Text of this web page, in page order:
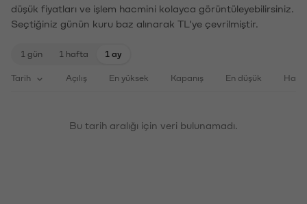
düşük fiyatları ve işlem hacmini kolayca görüntüleyebilirsiniz.
Seçtiğiniz günün kuru baz alınarak TL'ye çevrilmiştir.
1 gün 1 hafta 1 ay
Tarih Açılış En yüksek Kapanış En düşük
Bu tarih aralığı için veri bulunamadı.